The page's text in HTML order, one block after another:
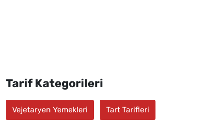
Tarif Kategorileri
Vejetaryen Yemekleri Tart Tarifleri